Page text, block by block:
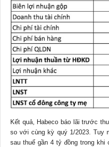
Kết quả, Habeco báo lãi trước
so với cùng kỳ quý 1/2023. Tuy
sau thuế gần 4 tỷ đồng trong